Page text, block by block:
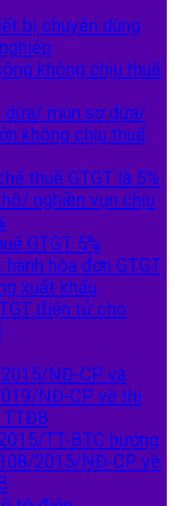
bị chuyên dùng
không chịu thuế
mùn sơ dừa/
không chịu thuế
thuế GTGT là 5%
nghiền vụn chịu
GTGT 5%
hóa đơn GTGT
xuất khẩu
điện tử cho
NĐ-CP và
NĐ-CP về thi
TTĐB
TT-BTC hướng
2015/NĐ-CP về